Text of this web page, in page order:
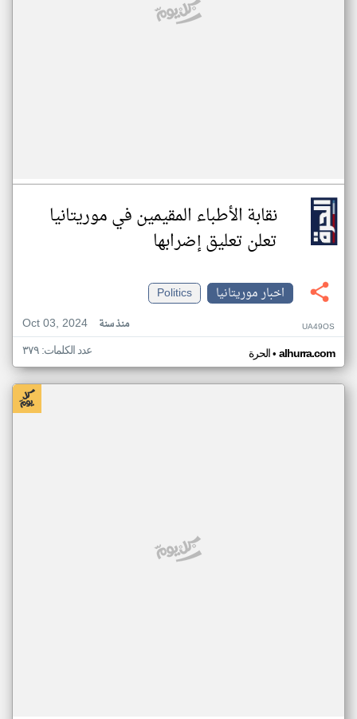
نقابة الأطباء المقيمين في موريتانيا
تعلن تعليق إضرابها
اخبار موريتانيا
Politics
Oct 03, 2024
منذ سنة UA49OS
الحرة• alhurra.com عدد الكلمات: ٣٧٩